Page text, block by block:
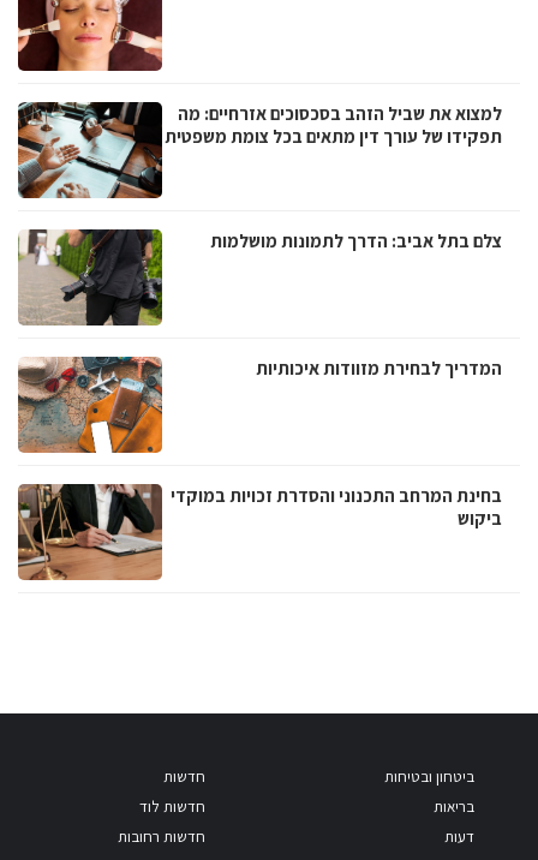
למצוא את שביל הזהב בסכסוכים אזרחיים: מה
תפקידו של עורך דין מתאים בכל צומת משפטית
צלם בתל אביב: הדרך לתמונות מושלמות
המדריך לבחירת מזוודות איכותיות
בחינת המרחב התכנוני והסדרת זכויות במוקדי
ביקוש
ביטחון ובטיחות
בריאות
דעות
חדשות
חדשות לוד
חדשות רחובות